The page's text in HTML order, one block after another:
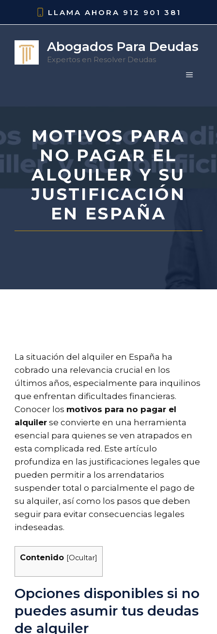
LLAMA AHORA 912 901 381
Abogados Para Deudas
Expertos en Resolver Deudas
MENÚ
MOTIVOS PARA
NO PAGAR EL
ALQUILER Y SU
JUSTIFICACIÓN
EN ESPAÑA
La situación del alquiler en España ha
cobrado una relevancia crucial en los
últimos años, especialmente para inquilinos
que enfrentan dificultades financieras.
Conocer los motivos para no pagar el
alquiler se convierte en una herramienta
esencial para quienes se ven atrapados en
esta complicada red. Este artículo
profundiza en las justificaciones legales que
pueden permitir a los arrendatarios
suspender total o parcialmente el pago de
su alquiler, así como los pasos que deben
seguir para evitar consecuencias legales
indeseadas.
Contenido [Ocultar]
Opciones disponibles si no
puedes asumir tus deudas
de alquiler